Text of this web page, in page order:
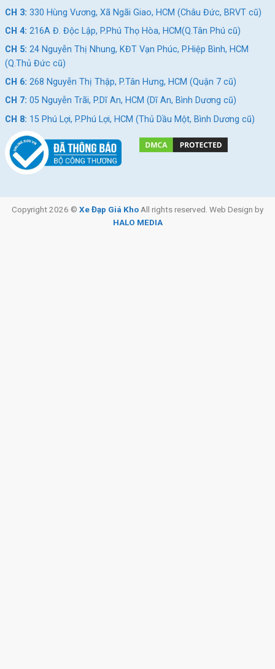
CH 3: 330 Hùng Vương, Xã Ngãi Giao, HCM (Châu Đức, BRVT cũ)
CH 4: 216A Đ. Độc Lập, P.Phú Thọ Hòa, HCM(Q.Tân Phú cũ)
CH 5: 24 Nguyễn Thị Nhung, KĐT Vạn Phúc, P.Hiệp Bình, HCM
(Q.Thủ Đức cũ)
CH 6: 268 Nguyễn Thị Thập, P.Tân Hưng, HCM (Quận 7 cũ)
CH 7: 05 Nguyễn Trãi, P.Dĩ An, HCM (Dĩ An, Bình Dương cũ)
CH 8: 15 Phú Lợi, P.Phú Lợi, HCM (Thủ Dầu Một, Bình Dương cũ)
Copyright 2026 © Xe Đạp Giá Kho All rights reserved. Web Design by
HALO MEDIA